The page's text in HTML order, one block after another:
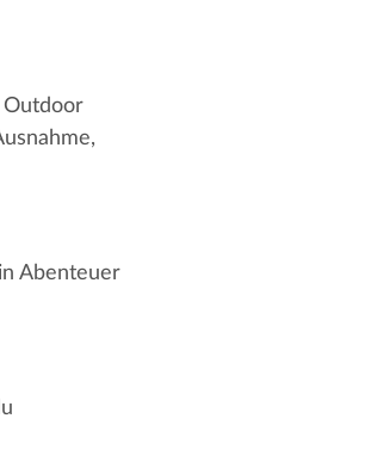
Outdoor
Abenteuer